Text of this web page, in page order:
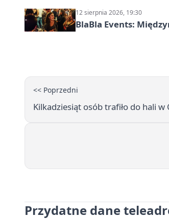
12 sierpnia 2026, 19:30
BlaBla Events:
<< Poprzedni
Kilkadziesiąt osób trafiło do hali
Przydatne dane